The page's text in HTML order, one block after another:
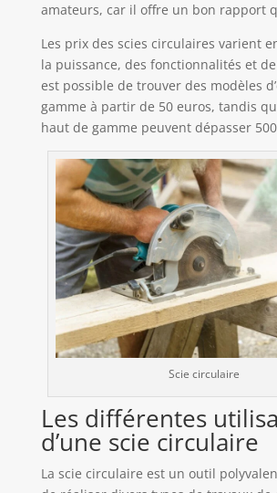
amateurs, car il offre un bon rapport
Les prix des scies circulaires varient
la puissance, des fonctionnalités et
est possible de trouver des modèles
gamme à partir de 50 euros, tandis
haut de gamme peuvent dépasser
Scie circulaire
Les différentes
d’une scie circulaire
La scie circulaire est un outil